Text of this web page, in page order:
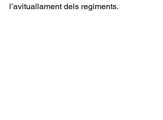
l’avituallament dels regiments.